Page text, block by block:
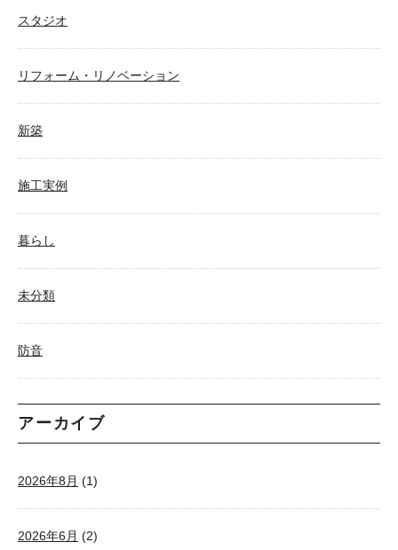
スタジオ
リフォーム・リノベーション
新築
施工実例
暮らし
未分類
防音
アーカイブ
2026年8月 (1)
2026年6月 (2)